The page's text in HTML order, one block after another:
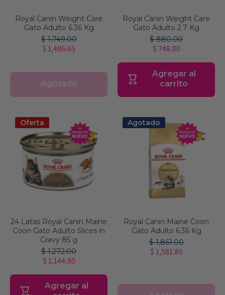
Royal Canin Weight Care
Gato Adulto 6.36 Kg
$ 1,749.00
$ 1,486.65
Agotado
Royal Canin Weight Care
Gato Adulto 2.7 Kg
$ 880.00
$ 748.00
Agregar al
carrito
Oferta
24 Latas Royal Canin Maine
Coon Gato Adulto Slices in
Gravy 85 g
$ 1,272.00
$ 1,144.80
Agregar al
Agotado
Royal Canin Maine Coon
Gato Adulto 6.36 Kg
$ 1,861.00
$ 1,581.85